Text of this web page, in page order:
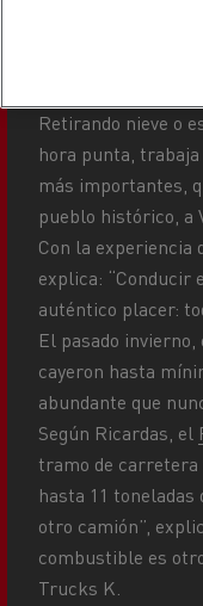
Retirando nieve o
hora punta,
más importantes,
pueblo histórico, a
Con la experiencia
explica: “Conducir
auténtico placer:
El pasado
cayeron hasta
abundante que
Según Ricardas, el
tramo de carretera
hasta 11
otro camión”,
combustible es
Trucks K.